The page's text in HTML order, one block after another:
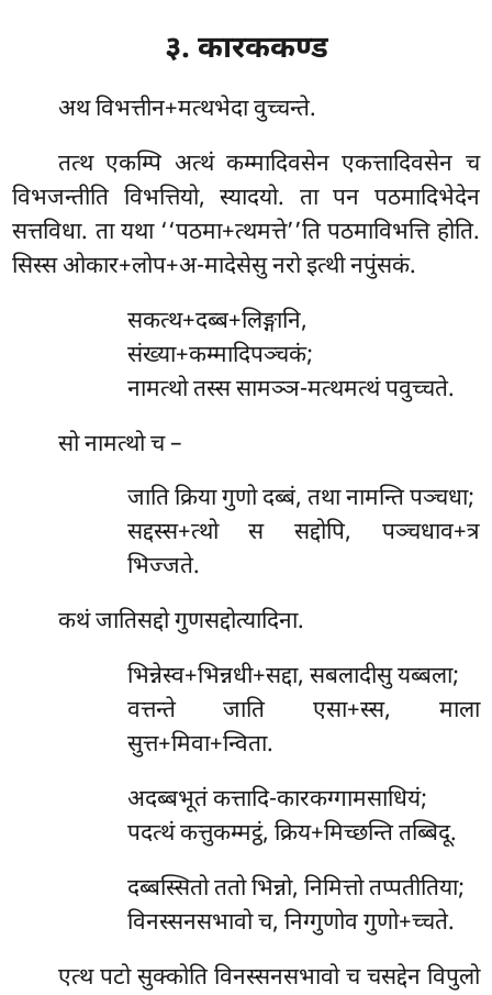
३. कारककण्ड
अथविभत्तीन+मत्थभेदा वुच्चन्ते.
तत्थ एकम्पि अत्थं कम्मादिवसेन एकत्तादिवसेन च
विभजन्तीति विभत्तियो, स्यादयो. ता पन पठमादिभेदेन
सत्तविधा. ता यथा ‘‘पठमा+त्थमत्ते’’ति पठमाविभत्ति होति.
सिस्स ओकार+लोप+अ-मादेसेसु नरो इत्थी नपुंसकं.
सकत्थ+दब्ब+लिङ्गानि,
संख्या+कम्मादिपञ्चकं;
नामत्थो तस्स सामञ्ञ-मत्थमत्थं पवुच्चते.
सो नामत्थो च –
जाति क्रिया गुणो दब्बं, तथा नामन्ति पञ्चधा;
सद्दस्स+त्थो स सद्दोपि, पञ्चधाव+त्र
भिज्जते.
कथं जातिसद्दो गुणसद्दोत्यादिना.
भिन्नेस्व+भिन्नधी+सद्दा, सबलादीसु यब्बला;
वत्तन्ते जाति एसा+स्स, माला
सुत्त+मिवा+न्विता.
अदब्बभूतं कत्तादि-कारकग्गामसाधियं;
पदत्थं कत्तुकम्मट्ठं, क्रिय+मिच्छन्ति तब्बिदू.
दब्बस्सितो ततो भिन्नो, निमित्तो तप्पतीतिया;
विनस्सनसभावो च, निग्गुणोव गुणो+च्चते.
एत्थपटो सुक्कोति विनस्सनसभावो च चसद्देन विपुलो